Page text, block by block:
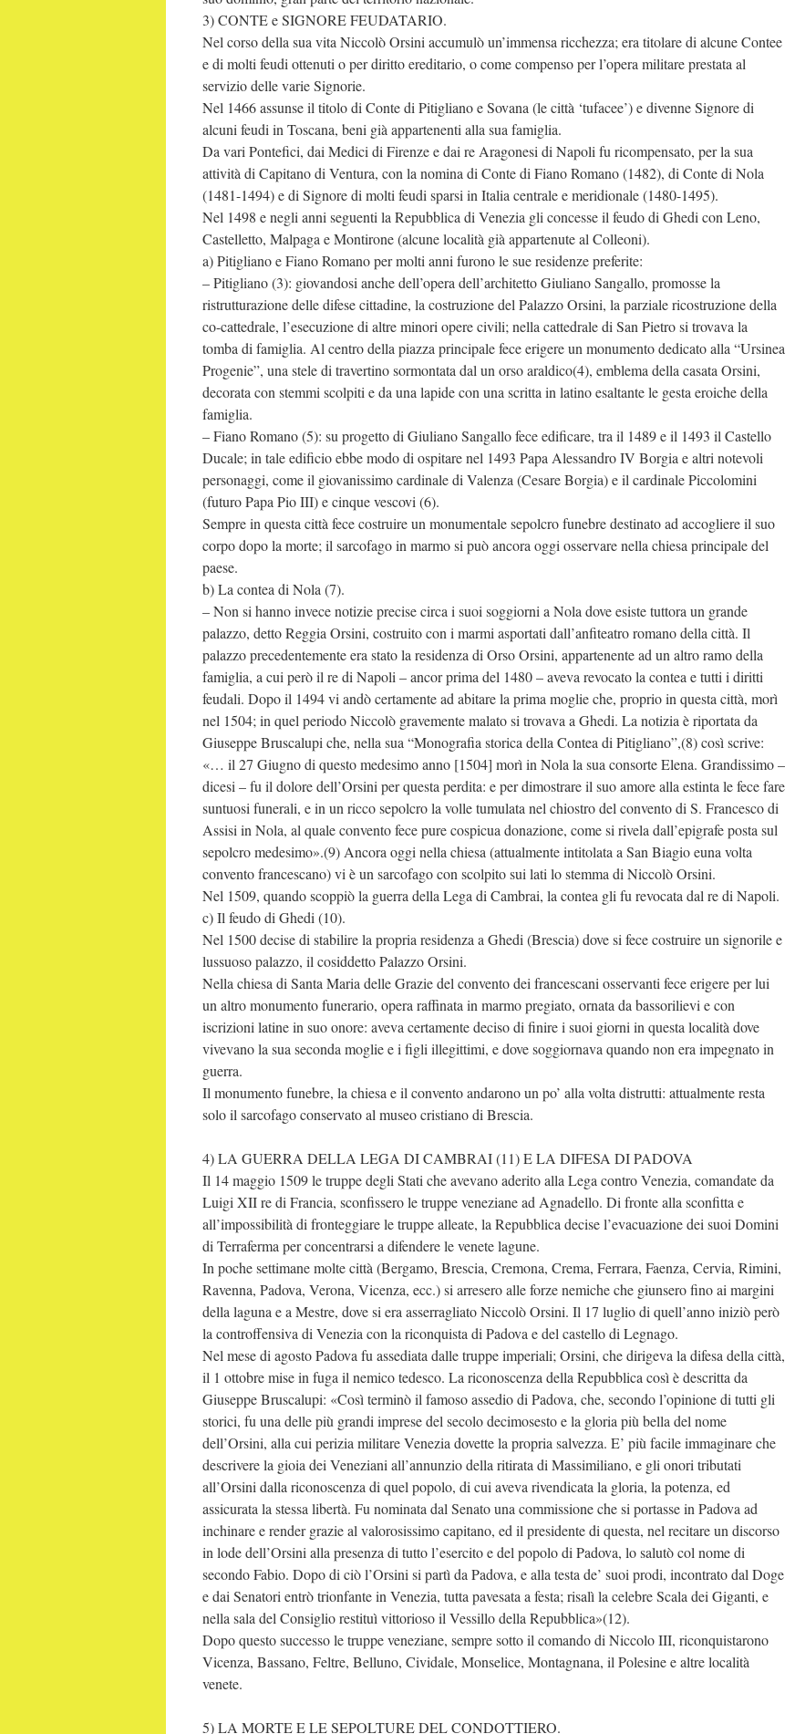
3) CONTE e SIGNORE FEUDATARIO.
Nel corso della sua vita Niccolò Orsini accumulò un’immensa ricchezza; era titolare di alcune Contee
e di molti feudi ottenuti o per diritto ereditario, o come compenso per l’opera militare prestata al
servizio delle varie Signorie.
Nel 1466 assunse il titolo di Conte di Pitigliano e Sovana (le città ‘tufacee’) e divenne Signore di
alcuni feudi in Toscana, beni già appartenenti alla sua famiglia.
Da vari Pontefici, dai Medici di Firenze e dai re Aragonesi di Napoli fu ricompensato, per la sua
attività di Capitano di Ventura, con la nomina di Conte di Fiano Romano (1482), di Conte di Nola
(1481-1494) e di Signore di molti feudi sparsi in Italia centrale e meridionale (1480-1495).
Nel 1498 e negli anni seguenti la Repubblica di Venezia gli concesse il feudo di Ghedi con Leno,
Castelletto, Malpaga e Montirone (alcune località già appartenute al Colleoni).
a) Pitigliano e Fiano Romano per molti anni furono le sue residenze preferite:
– Pitigliano (3): giovandosi anche dell’opera dell’architetto Giuliano Sangallo, promosse la
ristrutturazione delle difese cittadine, la costruzione del Palazzo Orsini, la parziale ricostruzione della
co-cattedrale, l’esecuzione di altre minori opere civili; nella cattedrale di San Pietro si trovava la
tomba di famiglia. Al centro della piazza principale fece erigere un monumento dedicato alla “Ursinea
Progenie”, una stele di travertino sormontata dal un orso araldico(4), emblema della casata Orsini,
decorata con stemmi scolpiti e da una lapide con una scritta in latino esaltante le gesta eroiche della
famiglia.
– Fiano Romano (5): su progetto di Giuliano Sangallo fece edificare, tra il 1489 e il 1493 il Castello
Ducale; in tale edificio ebbe modo di ospitare nel 1493 Papa Alessandro IV Borgia e altri notevoli
personaggi, come il giovanissimo cardinale di Valenza (Cesare Borgia) e il cardinale Piccolomini
(futuro Papa Pio III) e cinque vescovi (6).
Sempre in questa città fece costruire un monumentale sepolcro funebre destinato ad accogliere il suo
corpo dopo la morte; il sarcofago in marmo si può ancora oggi osservare nella chiesa principale del
paese.
b) La contea di Nola (7).
– Non si hanno invece notizie precise circa i suoi soggiorni a Nola dove esiste tuttora un grande
palazzo, detto Reggia Orsini, costruito con i marmi asportati dall’anfiteatro romano della città. Il
palazzo precedentemente era stato la residenza di Orso Orsini, appartenente ad un altro ramo della
famiglia, a cui però il re di Napoli – ancor prima del 1480 – aveva revocato la contea e tutti i diritti
feudali. Dopo il 1494 vi andò certamente ad abitare la prima moglie che, proprio in questa città, morì
nel 1504; in quel periodo Niccolò gravemente malato si trovava a Ghedi. La notizia è riportata da
Giuseppe Bruscalupi che, nella sua “Monografia storica della Contea di Pitigliano”,(8) così scrive:
«… il 27 Giugno di questo medesimo anno [1504] morì in Nola la sua consorte Elena. Grandissimo –
dicesi – fu il dolore dell’Orsini per questa perdita: e per dimostrare il suo amore alla estinta le fece fare
suntuosi funerali, e in un ricco sepolcro la volle tumulata nel chiostro del convento di S. Francesco di
Assisi in Nola, al quale convento fece pure cospicua donazione, come si rivela dall’epigrafe posta sul
sepolcro medesimo».(9) Ancora oggi nella chiesa (attualmente intitolata a San Biagio euna volta
convento francescano) vi è un sarcofago con scolpito sui lati lo stemma di Niccolò Orsini.
Nel 1509, quando scoppiò la guerra della Lega di Cambrai, la contea gli fu revocata dal re di Napoli.
c) Il feudo di Ghedi (10).
Nel 1500 decise di stabilire la propria residenza a Ghedi (Brescia) dove si fece costruire un signorile e
lussuoso palazzo, il cosiddetto Palazzo Orsini.
Nella chiesa di Santa Maria delle Grazie del convento dei francescani osservanti fece erigere per lui
un altro monumento funerario, opera raffinata in marmo pregiato, ornata da bassorilievi e con
iscrizioni latine in suo onore: aveva certamente deciso di finire i suoi giorni in questa località dove
vivevano la sua seconda moglie e i figli illegittimi, e dove soggiornava quando non era impegnato in
guerra.
Il monumento funebre, la chiesa e il convento andarono un po’ alla volta distrutti: attualmente resta
solo il sarcofago conservato al museo cristiano di Brescia.
4) LA GUERRA DELLA LEGA DI CAMBRAI (11) E LA DIFESA DI PADOVA
Il 14 maggio 1509 le truppe degli Stati che avevano aderito alla Lega contro Venezia, comandate da
Luigi XII re di Francia, sconfissero le truppe veneziane ad Agnadello. Di fronte alla sconfitta e
all’impossibilità di fronteggiare le truppe alleate, la Repubblica decise l’evacuazione dei suoi Domini
di Terraferma per concentrarsi a difendere le venete lagune.
In poche settimane molte città (Bergamo, Brescia, Cremona, Crema, Ferrara, Faenza, Cervia, Rimini,
Ravenna, Padova, Verona, Vicenza, ecc.) si arresero alle forze nemiche che giunsero fino ai margini
della laguna e a Mestre, dove si era asserragliato Niccolò Orsini. Il 17 luglio di quell’anno iniziò però
la controffensiva di Venezia con la riconquista di Padova e del castello di Legnago.
Nel mese di agosto Padova fu assediata dalle truppe imperiali; Orsini, che dirigeva la difesa della città,
il 1 ottobre mise in fuga il nemico tedesco. La riconoscenza della Repubblica così è descritta da
Giuseppe Bruscalupi: «Così terminò il famoso assedio di Padova, che, secondo l’opinione di tutti gli
storici, fu una delle più grandi imprese del secolo decimosesto e la gloria più bella del nome
dell’Orsini, alla cui perizia militare Venezia dovette la propria salvezza. E’ più facile immaginare che
descrivere la gioia dei Veneziani all’annunzio della ritirata di Massimiliano, e gli onori tributati
all’Orsini dalla riconoscenza di quel popolo, di cui aveva rivendicata la gloria, la potenza, ed
assicurata la stessa libertà. Fu nominata dal Senato una commissione che si portasse in Padova ad
inchinare e render grazie al valorosissimo capitano, ed il presidente di questa, nel recitare un discorso
in lode dell’Orsini alla presenza di tutto l’esercito e del popolo di Padova, lo salutò col nome di
secondo Fabio. Dopo di ciò l’Orsini si partì da Padova, e alla testa de’ suoi prodi, incontrato dal Doge
e dai Senatori entrò trionfante in Venezia, tutta pavesata a festa; risalì la celebre Scala dei Giganti, e
nella sala del Consiglio restituì vittorioso il Vessillo della Repubblica»(12).
Dopo questo successo le truppe veneziane, sempre sotto il comando di Niccolo III, riconquistarono
Vicenza, Bassano, Feltre, Belluno, Cividale, Monselice, Montagnana, il Polesine e altre località
venete.
5) LA MORTE E LE SEPOLTURE DEL CONDOTTIERO.